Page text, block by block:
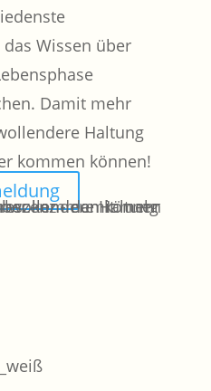
Wissen über
Damit mehr
Haltung
kommen können!